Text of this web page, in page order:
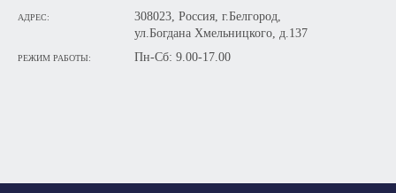
АДРЕС:
308023, Россия, г.Белгород,
ул.Богдана Хмельницкого, д.137
РЕЖИМ РАБОТЫ: Пн-Сб: 9.00-17.00